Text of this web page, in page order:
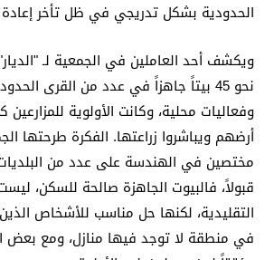
الحدودية بشكل تدريجي في ظل تأخر إعادة
ويكشف أحد العاملين في الجمعية لـ
نحو 45 بيتاً جاهزاً في عدد من القرى
وفعاليات محلية، وكانت الأولوية
أرضهم ويباشروا زراعتها. الفكرة طرحتها
مختصين في الهندسة على عدد من البلديات
قبولاً، فالبيوت الجاهزة صالحة للسكن،
التقليدية، لكنها حل مناسب للأشخاص
في منطقة لا توجد فيها منازل، ومع بعض